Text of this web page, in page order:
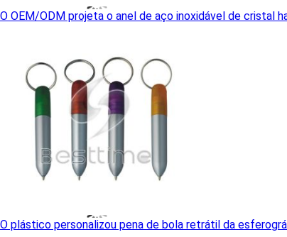
O OEM/ODM projeta o anel de aço inoxidável de cristal
O plástico personalizou pena de bola retrátil da